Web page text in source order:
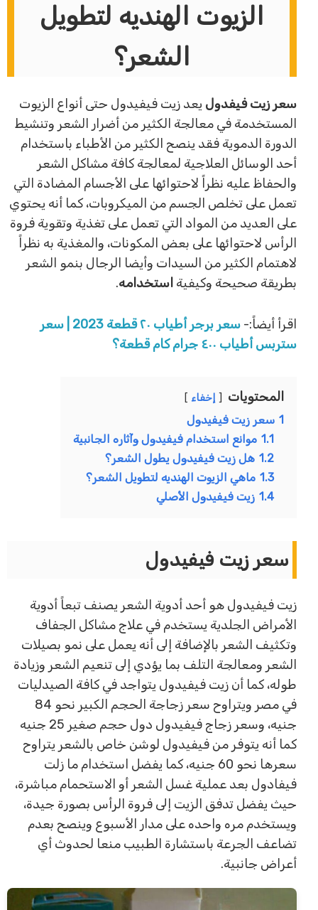
الزيوت الهنديه لتطويل
الشعر؟
سعر زيت فيفدوليعد زيت فيفيدول حتى أنواع الزيوت
المستخدمة في معالجة الكثير من أضرار الشعر وتنشيط
الدورة الدموية فقد ينصح الكثير من الأطباء باستخدام
أحد الوسائل العلاجية لمعالجة كافة مشاكل الشعر
والحفاظ عليه نظراً لاحتوائها على الأجسام المضادة التي
تعمل على تخلص الجسم من الميكروبات، كما أنه يحتوي
على العديد من المواد التي تعمل على تغذية وتقوية فروة
الرأس لاحتوائها على بعض المكونات، والمغذية به نظراً
لاهتمام الكثير من السيدات وأيضا الرجال بنمو الشعر
بطريقة صحيحة وكيفيةاستخدامه.
اقرأ أيضاً:-
سعر برجر أطياب ٢٠ قطعة 2023 | سعر
ستربس أطياب ٤٠٠ جرام كام قطعة؟
المحتويات إخفاء
سعر زيت فيفيدول
موانع استخدام فيفيدول وآثاره الجانبية
1.2 هل زيت فيفيدول يطول الشعر؟
1.3 ماهي الزيوت الهنديه لتطويل الشعر؟
1.4 زيت فيفيدول الأصلي
سعر زيت فيفيدول
زيت فيفيدول هو أحد أدوية الشعر يصنف تبعاً أدوية
الأمراض الجلدية يستخدم في علاج مشاكل الجفاف
وتكثيف الشعر بالإضافة إلى أنه يعمل على نمو بصيلات
الشعر ومعالجة التلف بما يؤدي إلى تنعيم الشعر وزيادة
طوله، كما أن زيت فيفيدول يتواجد في كافة الصيدليات
في مصر ويتراوح سعر زجاجة الحجم الكبير نحو 84
جنيه، وسعر زجاج فيفيدول دول حجم صغير 25 جنيه
كما أنه يتوفر من فيفيدول لوشن خاص بالشعر يتراوح
سعرها نحو 60 جنيه، كما يفضل استخدام ما زلت
فيفادول بعد عملية غسل الشعر أو الاستحمام مباشرة،
حيث يفضل تدفق الزيت إلى فروة الرأس بصورة جيدة،
ويستخدم مره واحده على مدار الأسبوع وينصح بعدم
تضاعف الجرعة باستشارة الطبيب منعا لحدوث أي
أعراض جانبية.